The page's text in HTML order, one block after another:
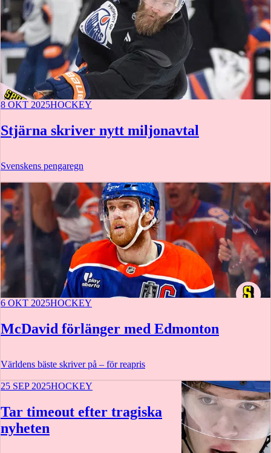
8 OKT 2025HOCKEY
Stjärna skriver nytt miljonavtal
Svenskens pengaregn
6 OKT 2025HOCKEY
McDavid förlänger med Edmonton
Världens bäste skriver på – för reapris
25 SEP 2025HOCKEY
Tar timeout efter tragiska
nyheten